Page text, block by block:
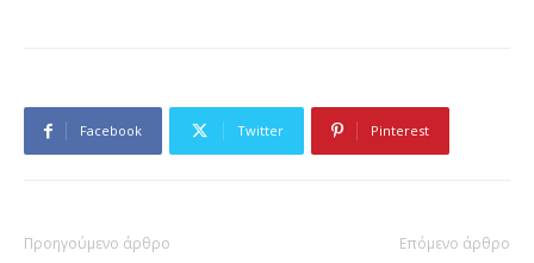
Facebook Twitter Pinterest
Προηγούμενο άρθρο Επόμενο άρθρο